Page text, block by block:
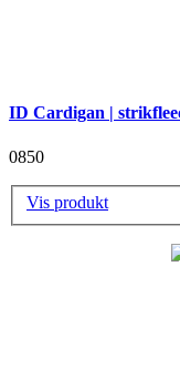
ID Cardigan |
0850
Vis produkt